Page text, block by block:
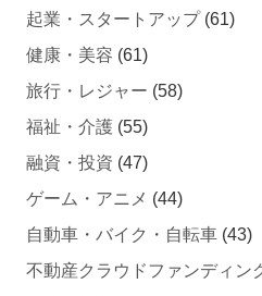
健康・美容 (61)
旅行・レジャー
福祉・介護(55)
融資・投資 (47)
ゲーム・アニメ
自動車・バイク・自転車
不動産クラウドファンディング
ふるさと納税 (35)